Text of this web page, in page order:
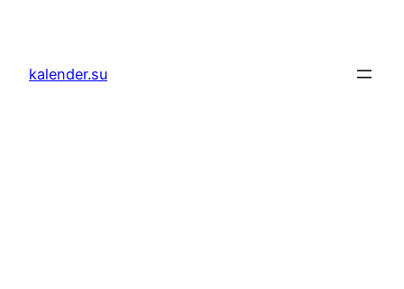
springen
kalender.su